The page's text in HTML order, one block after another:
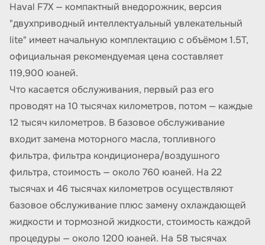
Haval F7X — компактный внедорожник, версия
"двухприводный интеллектуальный увлекательный
lite" имеет начальную комплектацию с объёмом 1.5T,
официальная рекомендуемая цена составляет
119,900 юаней.
Что касается обслуживания, первый раз его
проводят на 10 тысячах километров, потом — каждые
12 тысяч километров. В базовое обслуживание
входит замена моторного масла, топливного
фильтра, фильтра кондиционера/воздушного
фильтра, стоимость — около 760 юаней. На 22
тысячах и 46 тысячах километров осуществляют
базовое обслуживание плюс замену охлаждающей
жидкости и тормозной жидкости, стоимость каждой
процедуры — около 1200 юаней. На 58 тысячах